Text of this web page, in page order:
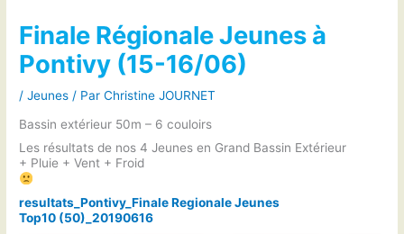
Finale Régionale Jeunes à
Pontivy (15-16/06)
/Jeunes / ParChristine JOURNET
Bassin extérieur 50m – 6 couloirs
Les résultats de nos 4 Jeunes en Grand Bassin Extérieur
+ Pluie + Vent + Froid
resultats_Pontivy_Finale Regionale Jeunes
Top10 (50)_20190616